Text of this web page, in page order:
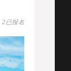
2已报名